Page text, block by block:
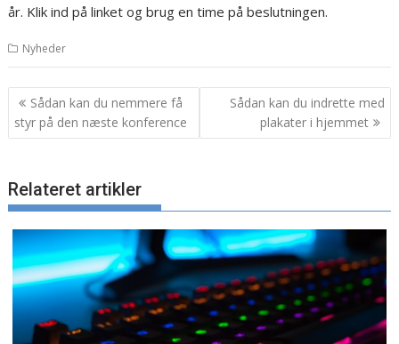
år. Klik ind på linket og brug en time på beslutningen.
Nyheder
Indlægsnavigation
Sådan kan du nemmere få
styr på den næste konference
Sådan kan du indrette med
plakater i hjemmet
Relateret artikler